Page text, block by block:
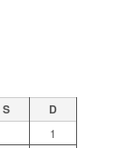
S D
1